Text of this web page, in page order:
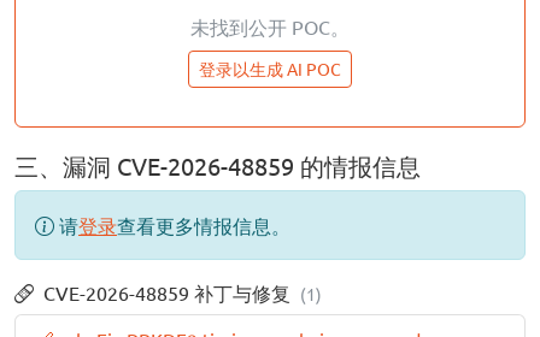
未找到公开 POC。
登录以生成 AI POC
三、漏洞 CVE-2026-48859 的情报信息
请登录查看更多情报信息。
CVE-2026-48859 补丁与修复 (1)